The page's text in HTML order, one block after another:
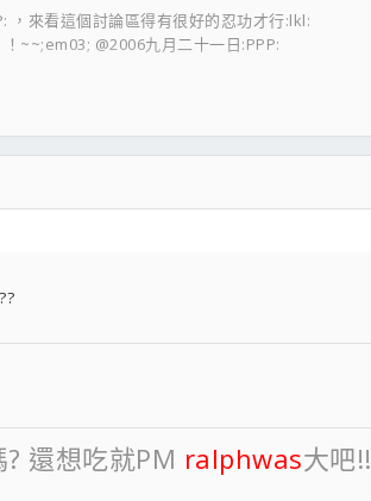
，來看這個討論區得有很好的忍功才行:lkl:
~~;em03; @2006九月二十一日:PPP:
還想吃就PM ralphwas大吧!!